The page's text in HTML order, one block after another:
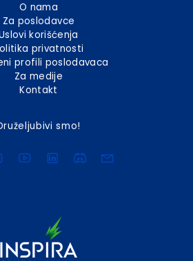
O nama
Za poslodavce
korišćenja
privatnosti
profili poslodavaca
Za medije
Kontakt
smo!